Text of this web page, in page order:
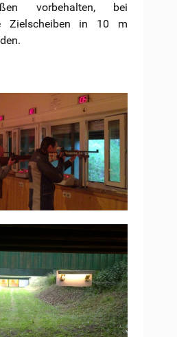
vorbehalten, bei
Zielscheiben in 10 m